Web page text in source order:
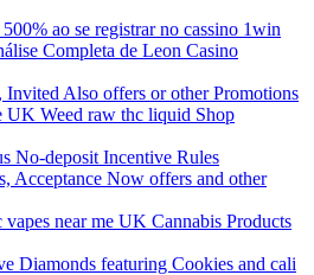
ao se registrar no cassino 1win
Completa de Leon Casino
Invited Also offers or other Promotions
UK Weed raw thc liquid Shop
No-deposit Incentive Rules
Acceptance Now offers and other
near me UK Сannabis Products
Diamonds featuring Cookies and cali